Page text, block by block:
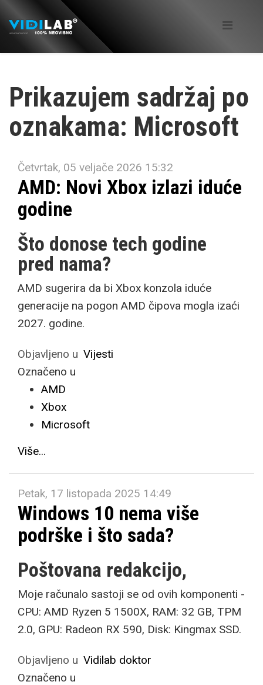
Prikazujem sadržaj po
oznakama: Microsoft
Četvrtak, 05 veljače 2026 15:32
AMD: Novi Xbox izlazi iduće
godine
Što donose tech godine
pred nama?
AMD sugerira da bi Xbox konzola iduće
generacije na pogon AMD čipova mogla izaći
2027. godine.
Objavljeno u Vijesti
Označeno u
AMD
Xbox
Microsoft
Više...
Petak, 17 listopada 2025 14:49
Windows 10 nema više
podrške i što sada?
Poštovana redakcijo,
Moje računalo sastoji se od ovih komponenti -
CPU: AMD Ryzen 5 1500X, RAM: 32 GB, TPM
2.0, GPU: Radeon RX 590, Disk: Kingmax SSD.
Objavljeno u Vidilab doktor
Označeno u